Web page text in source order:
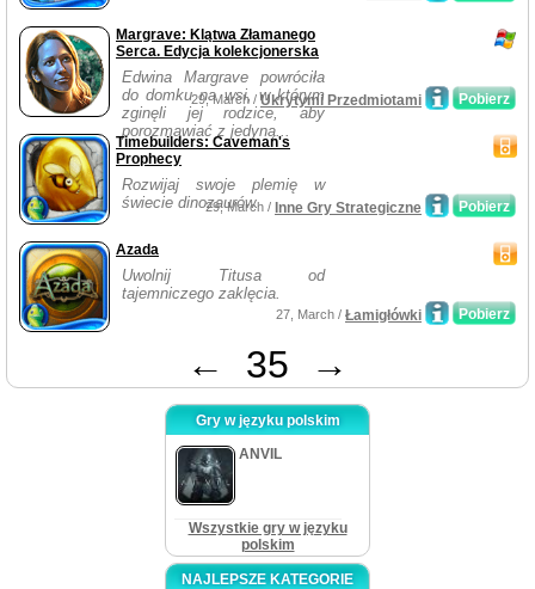
Margrave: Klątwa Złamanego
Serca. Edycja kolekcjonerska
Edwina Margrave powróciła
do domku na wsi, w którym
zginęli jej rodzice, aby
porozmawiać z jedyną...
Pobierz
29, March /Ukrytymi Przedmiotami
Timebuilders: Caveman's
Prophecy
Rozwijaj swoje plemię w
świecie dinozaurów.
Pobierz
29, March / Inne Gry Strategiczne
Azada
Uwolnij Titusa od
tajemniczego zaklęcia.
Pobierz
27, March / Łamigłówki
← 35 →
Gry w języku polskim
ANVIL
Wszystkie gry w języku
polskim
NAJLEPSZE KATEGORIE